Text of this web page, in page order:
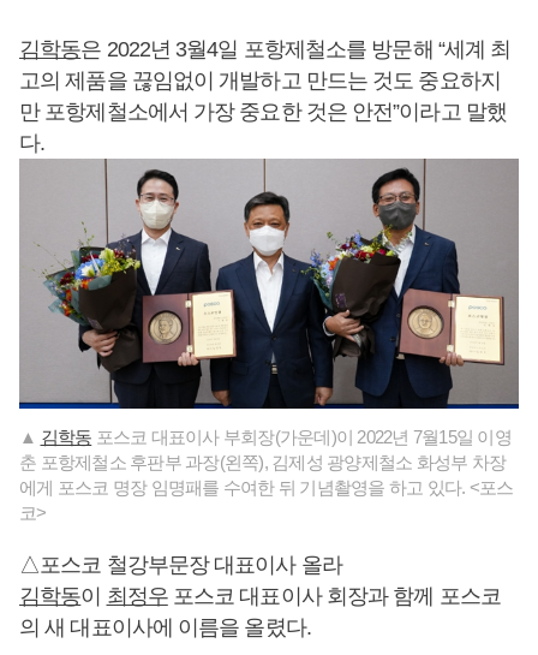
김학동은 2022년 3월4일 포항제철소를 방문해 “세계 최
고의 제품을 끊임없이 개발하고 만드는 것도 중요하지
만 포항제철소에서 가장 중요한 것은 안전”이라고 말했
다.
▲ 김학동 포스코 대표이사 부회장(가운데)이 2022년 7월15일 이영
춘 포항제철소 후판부 과장(왼쪽), 김제성 광양제철소 화성부 차장
에게 포스코 명장 임명패를 수여한 뒤 기념촬영을 하고 있다. <포스
코>
△포스코 철강부문장 대표이사 올라
김학동이 최정우포스코 대표이사 회장과 함께 포스코
의 새 대표이사에 이름을 올렸다.